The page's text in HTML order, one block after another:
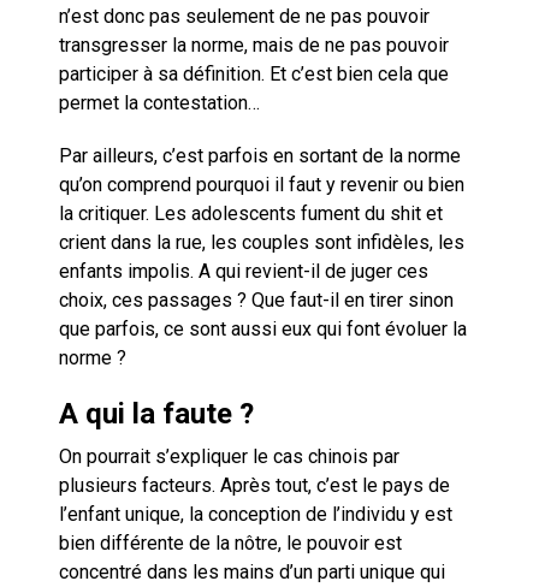
n’est donc pas seulement de ne pas pouvoir
transgresser la norme, mais de ne pas pouvoir
participer à sa définition. Et c’est bien cela que
permet la contestation…
Par ailleurs, c’est parfois en sortant de la norme
qu’on comprend pourquoi il faut y revenir ou bien
la critiquer. Les adolescents fument du shit et
crient dans la rue, les couples sont infidèles, les
enfants impolis. A qui revient-il de juger ces
choix, ces passages ? Que faut-il en tirer sinon
que parfois, ce sont aussi eux qui font évoluer la
norme ?
A qui la faute ?
On pourrait s’expliquer le cas chinois par
plusieurs facteurs. Après tout, c’est le pays de
l’enfant unique, la conception de l’individu y est
bien différente de la nôtre, le pouvoir est
concentré dans les mains d’un parti unique qui